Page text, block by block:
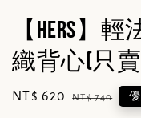
【Hers】
織背心(只賣
Sale
NT$ 620 Regular
NT$ 740